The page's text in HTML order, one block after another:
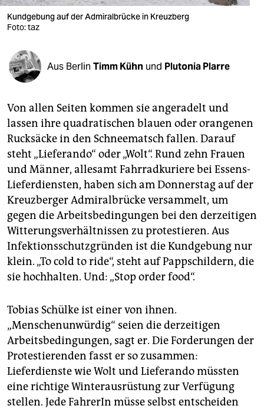
verlag
veranstaltungen
shop
fragen & hilfe
unterstützen
abo
genossenschaft
epaper login
Kundgebung auf der Admiralbrücke in Kreuzberg
Foto: taz
Aus Berlin Timm Kühn und Plutonia Plarre
Von allen Seiten kommen sie angeradelt und
lassen ihre quadratischen blauen oder orangenen
Rucksäcke in den Schneematsch fallen. Darauf
steht „Lieferando“ oder „Wolt“. Rund zehn Frauen
und Männer, allesamt Fahrradkuriere bei Essens-
Lieferdiensten, haben sich am Donnerstag auf der
Kreuzberger Admiralbrücke versammelt, um
gegen die Arbeitsbedingungen bei den derzeitigen
Witterungsverhältnissen zu protestieren. Aus
Infektionsschutzgründen ist die Kundgebung nur
klein. „To cold to ride“, steht auf Pappschildern, die
sie hochhalten. Und: „Stop order food“.
Tobias Schülke ist einer von ihnen.
„Menschenunwürdig“ seien die derzeitigen
Arbeitsbedingungen, sagt er. Die Forderungen der
Protestierenden fasst er so zusammen:
Lieferdienste wie Wolt und Lieferando müssten
eine richtige Winterausrüstung zur Verfügung
stellen. Jede FahrerIn müsse selbst entscheiden